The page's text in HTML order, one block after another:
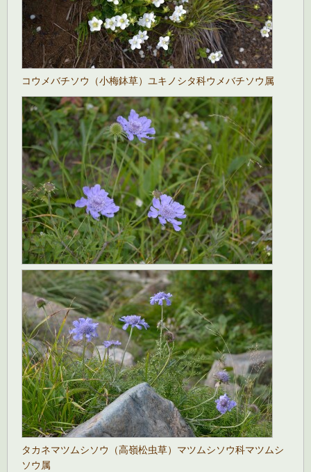
コウメバチソウ（小梅鉢草）ユキノシタ科ウメバチソウ属
タカネマツムシソウ（高嶺松虫草）マツムシソウ科マツムシ
ソウ属